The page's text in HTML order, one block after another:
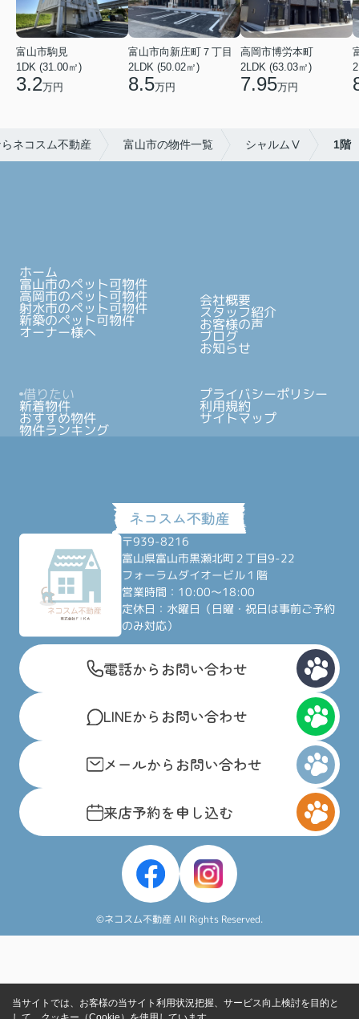
富山市駒見
1DK (31.00㎡)
3.2万円
富山市向新庄町７丁目
2LDK (50.02㎡)
8.5万円
高岡市博労本町
2LDK (63.03㎡)
7.95万円
ネコスム不動産 富山市の物件一覧 シャルムⅤ 1階
ホーム
富山市のペット可物件
高岡市のペット可物件
射水市のペット可物件
新築のペット可物件
オーナー様へ
会社概要
スタッフ紹介
お客様の声
ブログ
お知らせ
借りたい
新着物件
おすすめ物件
物件ランキング
プライバシーポリシー
利用規約
サイトマップ
〒939-8216
富山県富山市黒瀬北町２丁目9-22
フォーラムダイオービル１階
営業時間：10:00～18:00
定休日：水曜日（日曜・祝日は事前ご予約
のみ対応）
電話からお問い合わせ
LINEからお問い合わせ
メールからお問い合わせ
来店予約を申し込む
©ネコスム不動産 All Rights Reserved.
当サイトでは、お客様の当サイト利用状況把握、サービス向上検討を目的と